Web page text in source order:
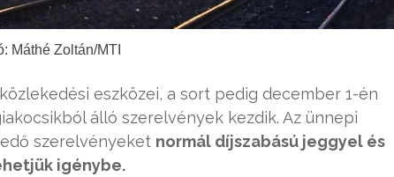
Máthé Zoltán/MTI
eszközei, a sort pedig december 1-én
álló szerelvények kezdik. Az ünnepi
szerelvényeket normál díjszabású jeggyel és
igénybe.